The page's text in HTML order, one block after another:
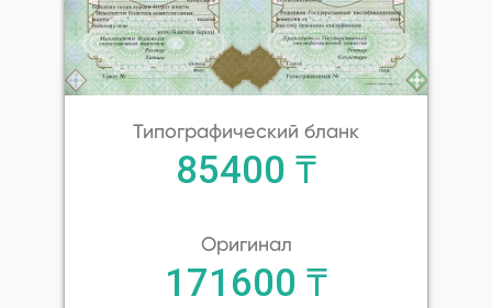
Типографический бланк
85400 ₸
Оригинал
171600 ₸